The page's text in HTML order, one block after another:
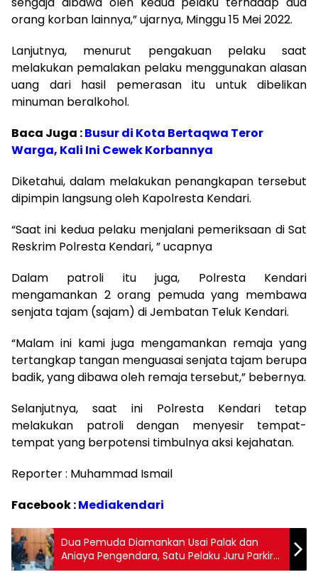
orang korban lainnya,” ujarnya, Minggu 15 Mei 2022.
Lanjutnya, menurut pengakuan pelaku saat
melakukan pemalakan pelaku menggunakan alasan
uang dari hasil pemerasan itu untuk dibelikan
minuman beralkohol.
Baca Juga :Busur di Kota Bertaqwa Teror
Warga, Kali Ini Cewek Korbannya
Diketahui, dalam melakukan penangkapan tersebut
dipimpin langsung oleh Kapolresta Kendari.
“Saat ini kedua pelaku menjalani pemeriksaan di Sat
Reskrim Polresta Kendari, ” ucapnya
Dalam patroli itu juga, Polresta Kendari
mengamankan 2 orang pemuda yang membawa
senjata tajam (sajam) di Jembatan Teluk Kendari.
“Malam ini kami juga mengamankan remaja yang
tertangkap tangan menguasai senjata tajam berupa
badik, yang dibawa oleh remaja tersebut,” bebernya.
Selanjutnya, saat ini Polresta Kendari tetap
melakukan patroli dengan menyesir tempat-
tempat yang berpotensi timbulnya aksi kejahatan.
Reporter : Muhammad Ismail
Facebook :Mediakendari
Dua Pemuda Diamankan Usai Palak dan
Aniaya Pengendara, Satu Pelaku Juru Parkir
Lippo Plaza